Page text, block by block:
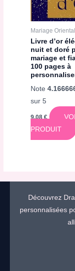
Mariage Oriental
Livre d’or
nuit et doré
mariage et
100 pages à
Note
sur 5
9,08€
PRODUIT
Découvrez
personnalisées